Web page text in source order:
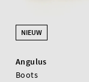
NIEUW
Angulus
Boots